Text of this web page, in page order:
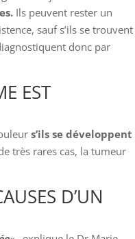
Ils peuvent rester un
sauf s’ils se trouvent
donc par
EST
s’ils se développent
très rares cas, la tumeur
D’UN